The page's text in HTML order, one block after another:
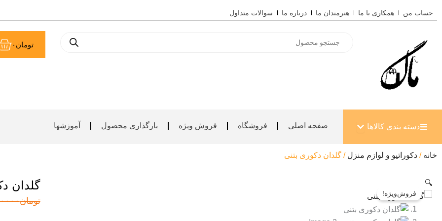
به
حساب من همکاری با ما هنرمندان ما درباره ما سوالات متداول
search
تومان ۰
دسته بندی کالاها باز کردن دسته بندی کالاها
صفحه اصلی فروشگاه فروش ویژه بارگذاری محصول آموزشها
خانه / دکوراتیو و لوازم منزل / گلدان دکوری بتنی
فروش‌ویژه!
🔍 گلدان
تومان